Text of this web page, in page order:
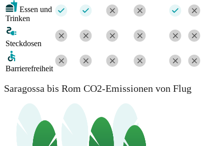
Essen und
Trinken
Steckdosen
Barrierefreiheit
Saragossa bis Rom CO2-Emissionen von Flug